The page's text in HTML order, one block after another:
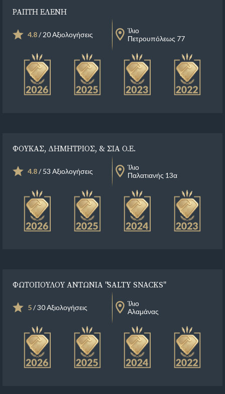
ΡΑΠΤΗ ΕΛΕΝΗ
4.8/ 20 Αξιολογήσεις
Ίλιο
Πετρουπόλεως 77
ΦΟΥΚΑΣ, ΔΗΜΗΤΡΙΟΣ, & ΣΙΑ Ο.Ε.
4.8/ 53 Αξιολογήσεις
Ίλιο
Παλατιανής 13α
ΦΩΤΟΠΟΥΛΟΥ ΑΝΤΩΝΙΑ "SALTY SNACKS"
5/ 30 Αξιολογήσεις
Ίλιο
Αλαμάνας